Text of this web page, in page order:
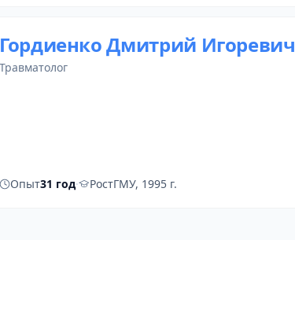
Гордиенко Дмитрий Игоревич
травматолог
Опыт31 год· РостГМУ, 1995 г.